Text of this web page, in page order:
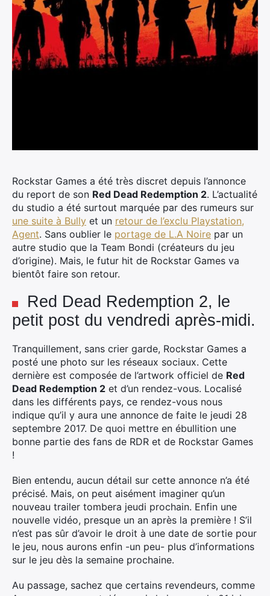
Rockstar Games a été très discret depuis l’annonce
du report de son Red Dead Redemption 2. L’actualité
du studio a été surtout marquée par des rumeurs sur
une suite à Bully et un retour de l’exclu Playstation,
Agent. Sans oublier le portage de L.A Noire par un
autre studio que la Team Bondi (créateurs du jeu
d’origine). Mais, le futur hit de Rockstar Games va
bientôt faire son retour.
Red Dead Redemption 2, le
petit post du vendredi après-midi.
Tranquillement, sans crier garde, Rockstar Games a
posté une photo sur les réseaux sociaux. Cette
dernière est composée de l’artwork officiel de Red
Dead Redemption 2 et d’un rendez-vous. Localisé
dans les différents pays, ce rendez-vous nous
indique qu’il y aura une annonce de faite le jeudi 28
septembre 2017. De quoi mettre en ébullition une
bonne partie des fans de RDR et de Rockstar Games
!
Bien entendu, aucun détail sur cette annonce n’a été
précisé. Mais, on peut aisément imaginer qu’un
nouveau trailer tombera jeudi prochain. Enfin une
nouvelle vidéo, presque un an après la première ! S’il
n’est pas sûr d’avoir le droit à une date de sortie pour
le jeu, nous aurons enfin -un peu- plus d’informations
sur le jeu dès la semaine prochaine.
Au passage, sachez que certains revendeurs, comme